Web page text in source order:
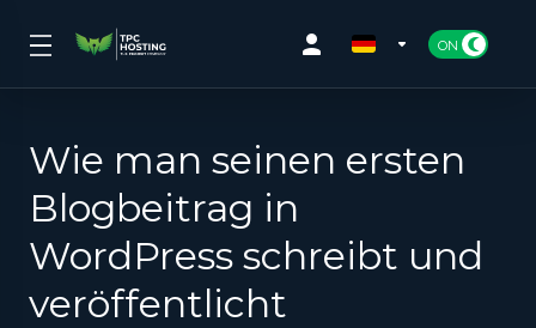
Wie man seinen ersten
Blogbeitrag in
WordPress schreibt und
veröffentlicht